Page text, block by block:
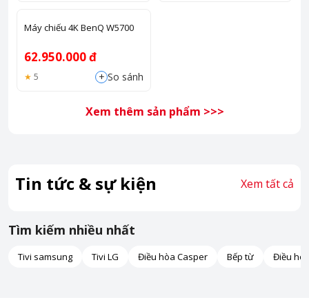
Máy chiếu 4K BenQ W5700
62.950.000 đ
5 + So sánh
Xem thêm sản phẩm >>>
Tin tức & sự kiện Xem tất cả
Tìm kiếm nhiều nhất
Tivi samsung Tivi LG Điều hòa Casper Bếp từ Điều